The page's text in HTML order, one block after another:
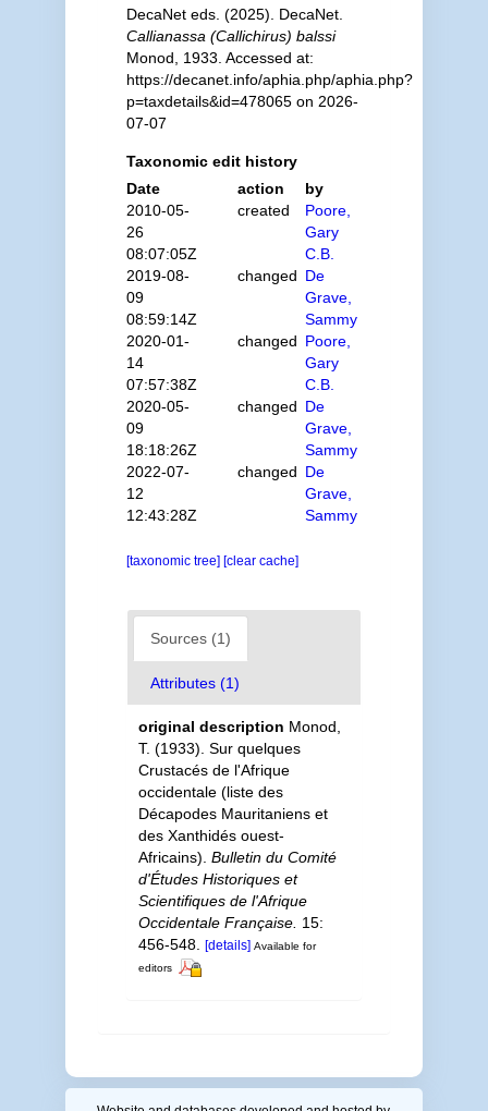
DecaNet eds. (2025). DecaNet.
Callianassa (Callichirus) balssi
Monod, 1933. Accessed at:
https://decanet.info/aphia.php/aphia.php?
p=taxdetails&id=478065 on 2026-
07-07
Taxonomic edit history
Date
action
by
2010-05-
26
08:07:05Z
created
Poore,
Gary
C.B.
2019-08-
09
08:59:14Z
changed De
Grave,
Sammy
2020-01-
14
07:57:38Z
changed Poore,
Gary
C.B.
2020-05-
09
18:18:26Z
changed De
Grave,
Sammy
2022-07-
12
12:43:28Z
changed De
Grave,
Sammy
[taxonomic tree] [clear cache]
Sources (1)
Attributes (1)
original description Monod,
T. (1933). Sur quelques
Crustacés de l'Afrique
occidentale (liste des
Décapodes Mauritaniens et
des Xanthidés ouest-
Africains). Bulletin du Comité
d'Études Historiques et
Scientifiques de l'Afrique
Occidentale Française. 15:
456-548. [details] Available for
editors